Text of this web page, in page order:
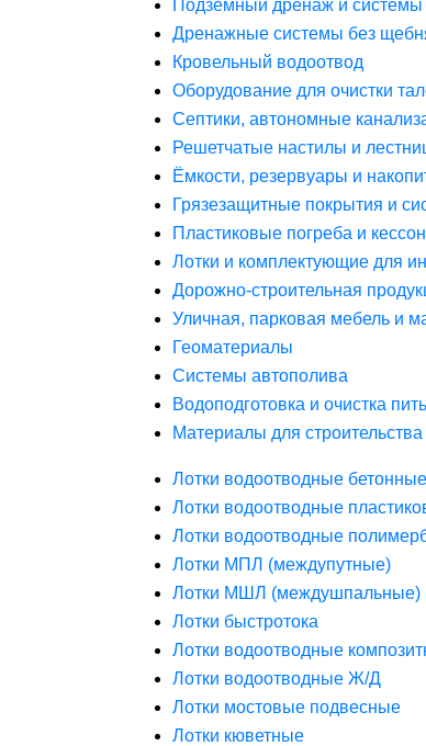
Подземный дренаж и системы
Дренажные системы без
Кровельный водоотвод
Оборудование для очистки
Септики, автономные
Решетчатые настилы и
Ёмкости, резервуары и
Грязезащитные покрытия и
Пластиковые погреба и
Лотки и комплектующие для
Дорожно-строительная
Уличная, парковая мебель и
Геоматериалы
Системы автополива
Водоподготовка и очистка
Материалы для
Лотки водоотводные бетонные
Лотки водоотводные
Лотки водоотводные
Лотки МПЛ (междупутные)
Лотки МШЛ (междушпальные)
Лотки быстротока
Лотки водоотводные
Лотки водоотводные Ж/Д
Лотки мостовые подвесные
Лотки кюветные